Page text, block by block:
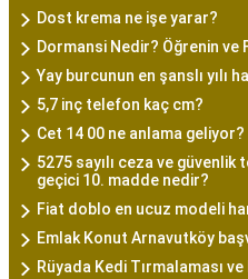
Dost krema ne işe yarar?
Dormansi Nedir? Öğrenin ve
Yay burcunun en şanslı yılı
5,7 inç telefon kaç cm?
Cet 14 00 ne anlama geliyor?
5275 sayılı ceza ve güvenlik
geçici 10. madde nedir?
Fiat doblo en ucuz modeli
Emlak Konut Arnavutköy
Rüyada Kedi Tırmalaması ve